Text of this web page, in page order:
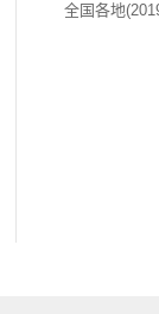
全国各地